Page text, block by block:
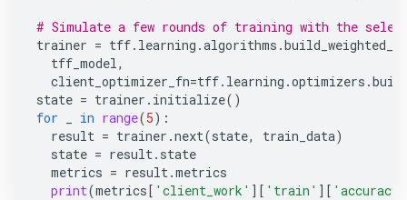
# Simulate a few rounds of training with the
trainer = tff. learning .algorithms .
tff_model,
client_optimizer_fn=tff. learning .optimizers .
state = trainer . initialize()
for
in range(5):
result = trainer .next(state, train_data)
state = result. state
metrics = result.metrics
print(metrics[ 'client_work' ][ 'train' ][ 'accuracy'